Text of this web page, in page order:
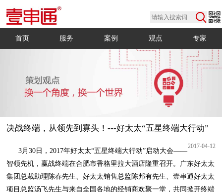
首页 服务 案例 观点 专家
决战终端，从领先到寡头！---好太太“五星终端大行动”
2017-04-12